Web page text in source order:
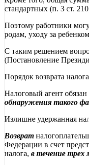
стандартных (п. 3 ст.
Поэтому работники
родам, уходу за
С таким решением
(Постановление
Порядок возврата
Налоговый агент
обнаружения такого
Излишне удержанная
Возврат
Федерации в счет
налога, в течение трех